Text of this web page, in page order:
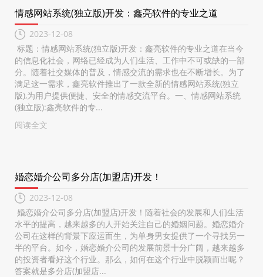
情感网站系统(独立版)开发：鑫亮软件的专业之道
2023-12-08
标题：情感网站系统(独立版)开发：鑫亮软件的专业之道在当今
的信息化社会，网络已经成为人们生活、工作中不可或缺的一部
分。随着社交媒体的普及，情感交流的需求也在不断增长。为了
满足这一需求，鑫亮软件推出了一款全新的情感网站系统(独立
版),为用户提供便捷、安全的情感交流平台。一、情感网站系统
(独立版):鑫亮软件的专...
阅读全文
婚恋婚介公司多分店(加盟店)开发！
2023-12-08
婚恋婚介公司多分店(加盟店)开发！随着社会的发展和人们生活
水平的提高，越来越多的人开始关注自己的婚姻问题。婚恋婚介
公司在这样的背景下应运而生，为单身男女提供了一个寻找另一
半的平台。如今，婚恋婚介公司的发展前景十分广阔，越来越多
的投资者看好这个行业。那么，如何在这个行业中脱颖而出呢？
答案就是多分店(加盟店...